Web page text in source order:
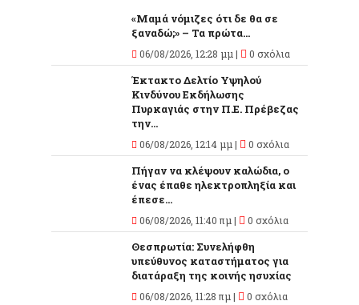
«Μαμά νόμιζες ότι δε θα σε
ξαναδώ;» – Τα πρώτα...
06/08/2026, 12:28 μμ | 0 σχόλια
Έκτακτο Δελτίο Υψηλού
Κινδύνου Εκδήλωσης
Πυρκαγιάς στην Π.Ε. Πρέβεζας
την...
06/08/2026, 12:14 μμ | 0 σχόλια
Πήγαν να κλέψουν καλώδια, ο
ένας έπαθε ηλεκτροπληξία και
έπεσε...
06/08/2026, 11:40 πμ | 0 σχόλια
Θεσπρωτία: Συνελήφθη
υπεύθυνος καταστήματος για
διατάραξη της κοινής ησυχίας
06/08/2026, 11:28 πμ | 0 σχόλια